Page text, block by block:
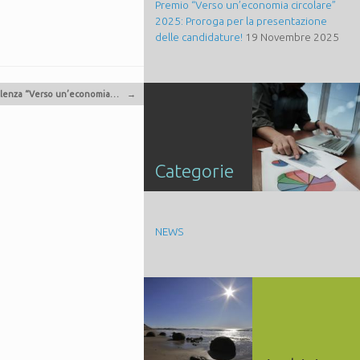
“Verso un’economia… →
Premio “Verso un’economia circolare”
2025: Proroga per la presentazione
delle candidature! 19 Novembre 2025
Categorie
NEWS